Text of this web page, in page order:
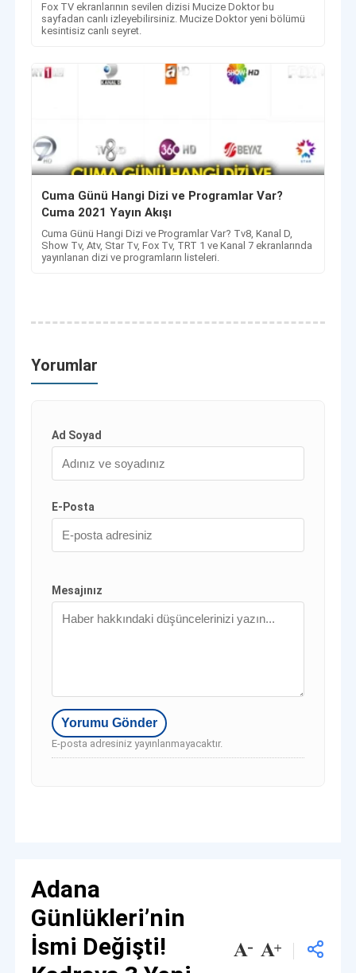
Fox TV ekranlarının sevilen dizisi Mucize Doktor bu
sayfadan canlı izleyebilirsiniz. Mucize Doktor yeni bölümü
kesintisiz canlı seyret.
Cuma Günü Hangi Dizi ve Programlar Var?
Cuma 2021 Yayın Akışı
Cuma Günü Hangi Dizi ve Programlar Var? Tv8, Kanal D,
Show Tv, Atv, Star Tv, Fox Tv, TRT 1 ve Kanal 7 ekranlarında
yayınlanan dizi ve programların listeleri.
Yorumlar
Ad Soyad
E-Posta
Mesajınız
E-posta adresiniz yayınlanmayacaktır.
Adana
Günlükleri’nin
İsmi Değişti!